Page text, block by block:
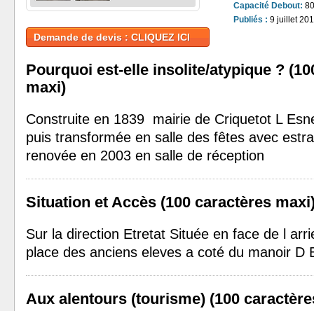
Capacité Debout: 80
Publiés : 9 juillet
Demande de devis : CLIQUEZ ICI
Pourquoi est-elle insolite/atypique ?
maxi)
Construite en 1839 mairie de Criquetot L
puis transformée en salle des fêtes avec
renovée en 2003 en salle de réception
Situation et Accès (100 caractères
Sur la direction Etretat Située en face de l
place des anciens eleves a coté du manoir D
Aux alentours (tourisme) (100